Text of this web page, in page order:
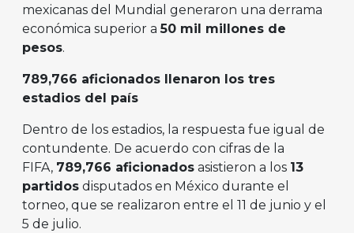
mexicanas del Mundial generaron una derrama
económica superior a50 mil millones de
pesos.
789,766 aficionados llenaron los tres
estadios del país
Dentro de los estadios, la respuesta fue igual de
contundente. De acuerdo con cifras de la
FIFA, 789,766 aficionados asistieron a los 13
partidos disputados en México durante el
torneo, que se realizaron entre el 11 de junio y el
5 de julio.